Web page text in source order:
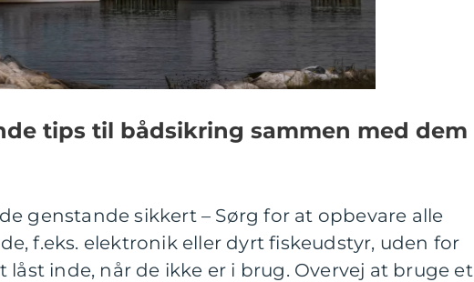
tips til bådsikring sammen med dem
genstande sikkert – Sørg for at opbevare alle
f.eks. elektronik eller dyrt fiskeudstyr, uden for
låst inde, når de ikke er i brug. Overvej at bruge et